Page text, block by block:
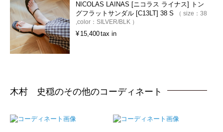
NICOLAS LAINAS [ニコラス ライナス] トン
グフラットサンダル [C13LT] 38 S
size： 38
color： SILVER/BLK
¥ 15,400tax in
木村 史穏のその他のコーディネート